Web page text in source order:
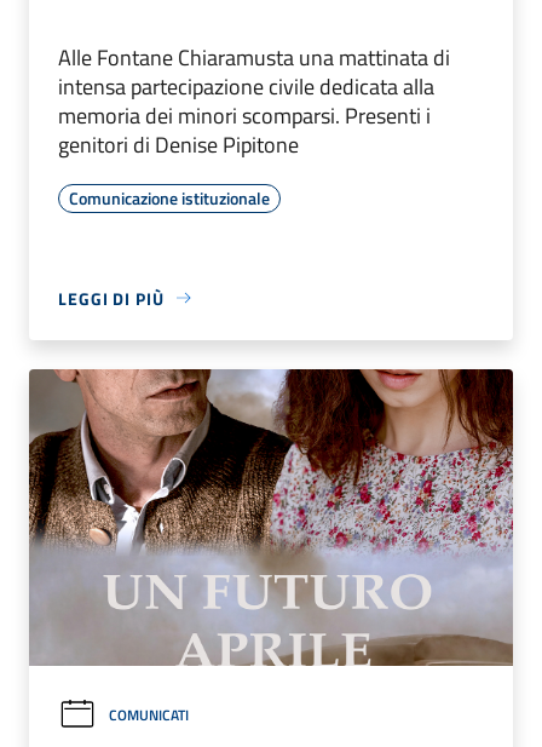
Alle Fontane Chiaramusta una mattinata di
intensa partecipazione civile dedicata alla
memoria dei minori scomparsi. Presenti i
genitori di Denise Pipitone
Comunicazione istituzionale
LEGGI DI PIÙ
COMUNICATI